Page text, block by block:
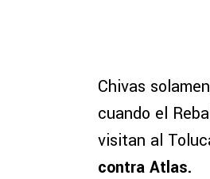
Chivas
cuando el
visitan al
contra Atlas.